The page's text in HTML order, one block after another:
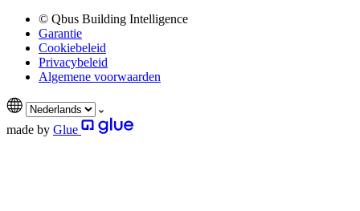
© Qbus Building Intelligence
Garantie
Cookiebeleid
Privacybeleid
Algemene voorwaarden
made by Glue